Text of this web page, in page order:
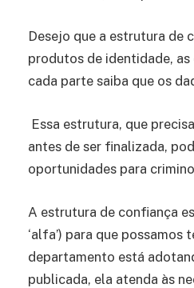
Desejo que a estrutura de
produtos de identidade,
cada parte saiba que os
Essa estrutura, que
antes de ser finalizada,
oportunidades para
A estrutura de confiança
‘alfa’) para que
departamento está
publicada, ela atenda às